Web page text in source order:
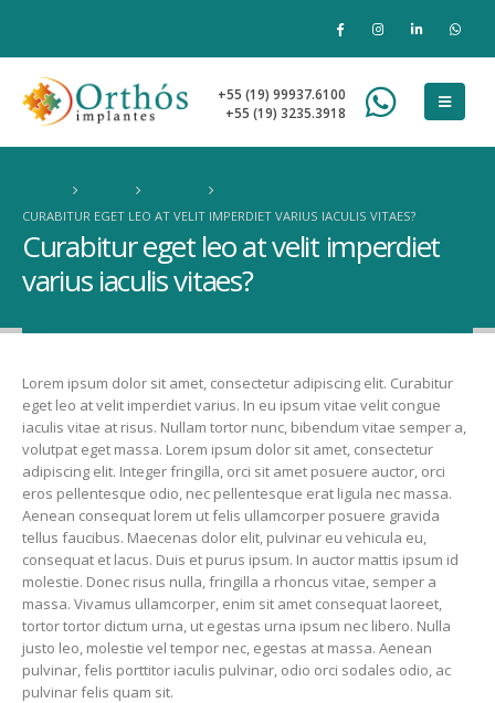
+55 (19) 99937.6100
+55 (19) 3235.3918
CURABITUR EGET LEO AT VELIT IMPERDIET VARIUS IACULIS VITAES?
Curabitur eget leo at velit imperdiet
varius iaculis vitaes?
Lorem ipsum dolor sit amet, consectetur adipiscing elit. Curabitur
eget leo at velit imperdiet varius. In eu ipsum vitae velit congue
iaculis vitae at risus. Nullam tortor nunc, bibendum vitae semper a,
volutpat eget massa. Lorem ipsum dolor sit amet, consectetur
adipiscing elit. Integer fringilla, orci sit amet posuere auctor, orci
eros pellentesque odio, nec pellentesque erat ligula nec massa.
Aenean consequat lorem ut felis ullamcorper posuere gravida
tellus faucibus. Maecenas dolor elit, pulvinar eu vehicula eu,
consequat et lacus. Duis et purus ipsum. In auctor mattis ipsum id
molestie. Donec risus nulla, fringilla a rhoncus vitae, semper a
massa. Vivamus ullamcorper, enim sit amet consequat laoreet,
tortor tortor dictum urna, ut egestas urna ipsum nec libero. Nulla
justo leo, molestie vel tempor nec, egestas at massa. Aenean
pulvinar, felis porttitor iaculis pulvinar, odio orci sodales odio, ac
pulvinar felis quam sit.